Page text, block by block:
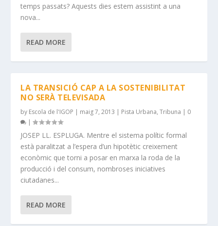
temps passats? Aquests dies estem assistint a una
nova...
READ MORE
LA TRANSICIÓ CAP A LA SOSTENIBILITAT
NO SERÀ TELEVISADA
by Escola de l'IGOP | maig 7, 2013 | Pista Urbana,Tribuna | 0
|
JOSEP LL. ESPLUGA. Mentre el sistema polític formal
està paralitzat a l’espera d’un hipotètic creixement
econòmic que torni a posar en marxa la roda de la
producció i del consum, nombroses iniciatives
ciutadanes...
READ MORE